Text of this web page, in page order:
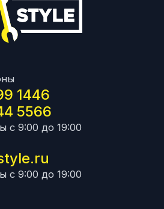
1446
5566
с 9:00 до 19:00
с 9:00 до 19:00